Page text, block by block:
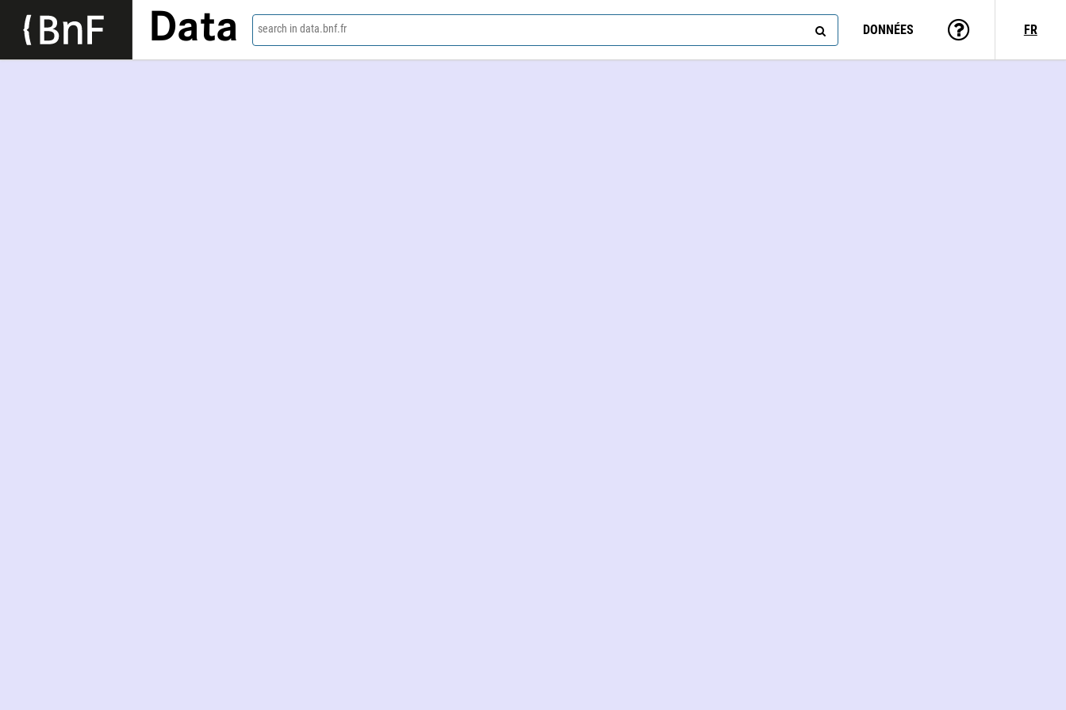
Data search in data.bnf.fr DONNÉES FR